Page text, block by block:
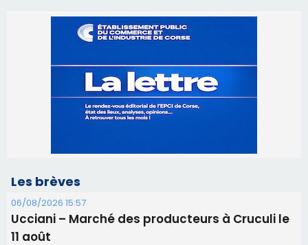
06/08/2026 15:57
Ucciani – Marché des producteurs à Cruculi le
Corte – L’association A Nuciola organise une
projection sous les étoiles
06/08/2026 15:04
Alata - Soirée Tango Argentin au stade de San
Benedetto